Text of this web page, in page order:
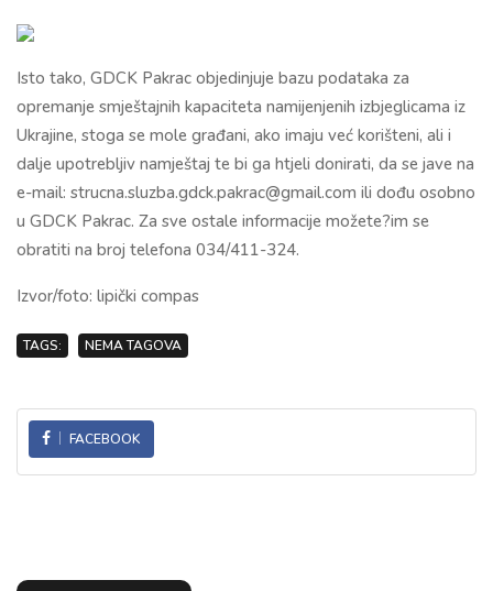
Isto tako, GDCK Pakrac objedinjuje bazu podataka za
opremanje smještajnih kapaciteta namijenjenih izbjeglicama iz
Ukrajine, stoga se mole građani, ako imaju već korišteni, ali i
dalje upotrebljiv namještaj te bi ga htjeli donirati, da se jave na
e-mail: strucna.sluzba.gdck.pakrac@gmail.com ili dođu osobno
u GDCK Pakrac. Za sve ostale informacije možete?im se
obratiti na broj telefona 034/411-324.
Izvor/foto: lipički compas
TAGS: NEMA TAGOVA
FACEBOOK